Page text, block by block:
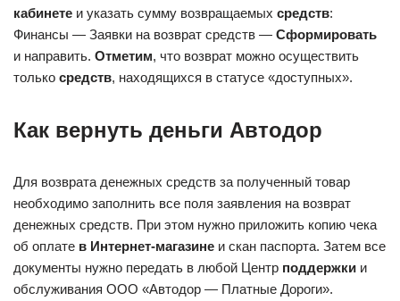
кабинете и указать сумму возвращаемых средств:
Финансы — Заявки на возврат средств — Сформировать
и направить. Отметим, что возврат можно осуществить
только средств, находящихся в статусе «доступных».
Как вернуть деньги Автодор
Для возврата денежных средств за полученный товар
необходимо заполнить все поля заявления на возврат
денежных средств. При этом нужно приложить копию чека
об оплате в Интернет-магазине и скан паспорта. Затем все
документы нужно передать в любой Центр поддержки и
обслуживания ООО «Автодор — Платные Дороги».